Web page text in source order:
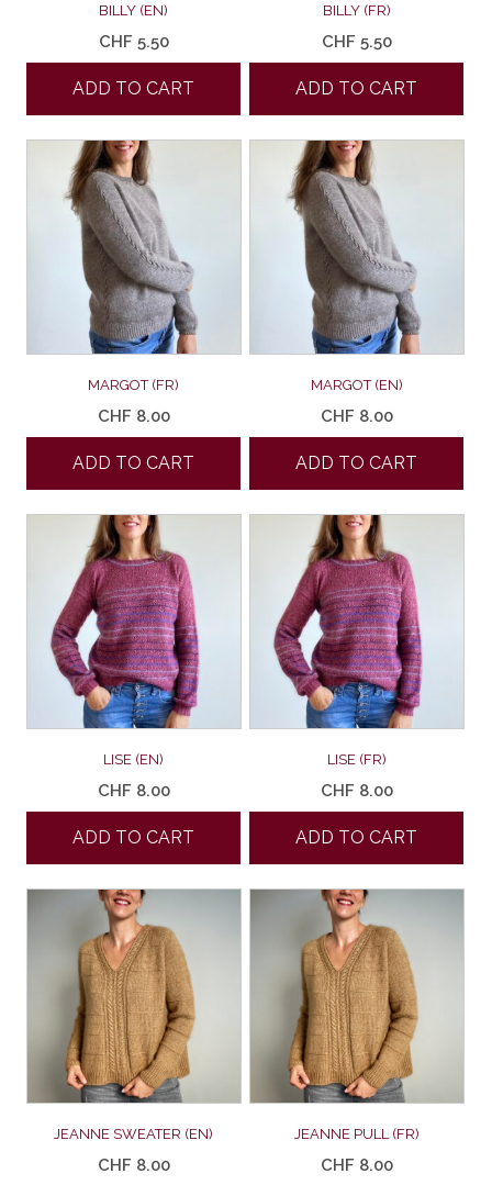
BILLY (EN)
CHF 5.50
ADD TO CART
BILLY (FR)
CHF 5.50
ADD TO CART
MARGOT (FR)
CHF 8.00
ADD TO CART
MARGOT (EN)
CHF 8.00
ADD TO CART
LISE (EN)
CHF 8.00
ADD TO CART
LISE (FR)
CHF 8.00
ADD TO CART
JEANNE SWEATER (EN)
CHF 8.00
JEANNE PULL (FR)
CHF 8.00